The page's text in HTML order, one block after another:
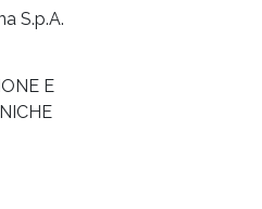
S.p.A.
E